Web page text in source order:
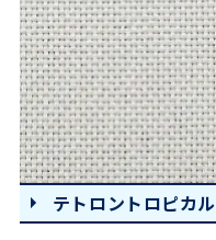
テトロントロピカル